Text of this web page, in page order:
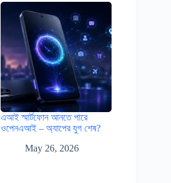
এআই স্মার্টফোন আনতে পারে
ওপেনএআই – অ্যাপের যুগ শেষ?
May 26, 2026